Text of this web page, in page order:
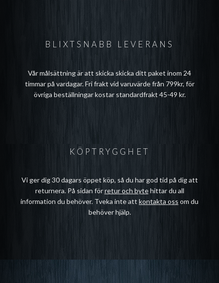
BLIXTSNABB LEVERANS
Vår målsättning är att skicka skicka ditt paket inom 24
timmar på vardagar. Fri frakt vid varuvärde från 799kr, för
övriga beställningar kostar standardfrakt 45-49 kr.
KÖPTRYGGHET
Vi ger dig 30 dagars öppet köp, så du har god tid på dig att
returnera. På sidan förretur och bytehittar du all
information du behöver. Tveka inte att kontakta oss om du
behöver hjälp.